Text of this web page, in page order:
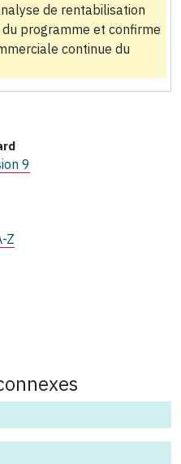
de rentabilisation
programme et confirme
continue du
9
Z